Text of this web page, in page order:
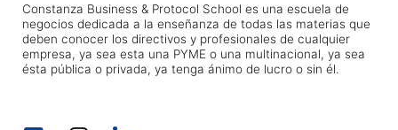
Constanza Business & Protocol School es una escuela de
negocios dedicada a la enseñanza de todas las materias que
deben conocer los directivos y profesionales de cualquier
empresa, ya sea esta una PYME o una multinacional, ya sea
ésta pública o privada, ya tenga ánimo de lucro o sin él.